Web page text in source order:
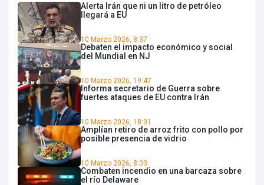
Alerta Irán que ni un litro de petróleo
llegará a EU
10 Marzo 2026, 8:37
Debaten el impacto económico y social
del Mundial en NJ
10 Marzo 2026, 19:47
Informa secretario de Guerra sobre
fuertes ataques de EU contra Irán
10 Marzo 2026, 18:31
Amplían retiro de arroz frito con pollo por
posible presencia de vidrio
10 Marzo 2026, 8:03
Combaten incendio en una barcaza sobre
el río Delaware